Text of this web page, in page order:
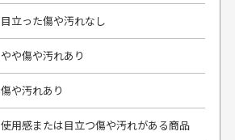
目立った傷や汚れなし
やや傷や汚れあり
傷や汚れあり
使用感または目立つ傷や汚れがある商品